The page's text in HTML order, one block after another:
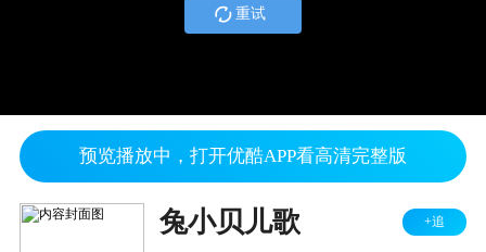
重试
预览播放中，打开优酷APP看高清完整版
兔小贝儿歌 +追